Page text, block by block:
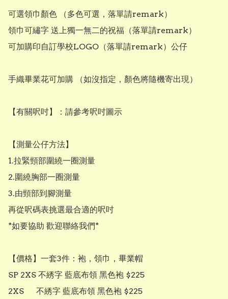
可選領巾顏色 （多色可選，落單請remark）
領巾可繡字 送上獨一無二的祝福（落單請remark）
可加購印自訂學校LOGO（落單請remark）公仔
手織畢業花可加購 （如沒指定，顏色將隨機寄出現）
【有關呎吋】：請參考呎吋圖示
【測量公仔方法】
1.拉緊頸部圍繞一圈測量
2.圍繞胸部一圈測量
3.由頸部到腳測量
再從呎碼表挑選最合適的呎吋
*如要協助 歡迎聯絡我們*
【價格】一套3件：袍，領巾，畢業帽
SP 2XS 不綉字 藍底布領 黑色袍 $225
2XS      不綉字 藍底布領 黑色袍 $225